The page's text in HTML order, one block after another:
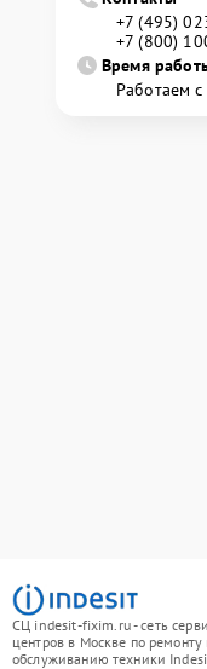
+7 (495)
+7 (800)
Время
Работаем
СЦ indesit-fixim.ru - сеть
центров в Москве по ремонту
обслуживанию техники